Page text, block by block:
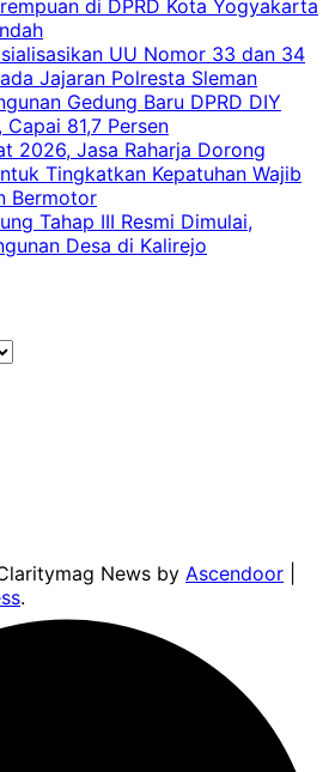
di DPRD Kota Yogyakarta
UU Nomor 33 dan 34
Jajaran Polresta Sleman
Gedung Baru DPRD DIY
81,7 Persen
2026, Jasa Raharja Dorong
Tingkatkan Kepatuhan Wajib
Bermotor
Tahap III Resmi Dimulai,
Desa di Kalirejo
Claritymag News by Ascendoor
.